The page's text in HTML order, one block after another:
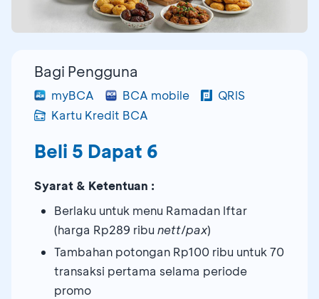
Bagi Pengguna
myBCA BCA mobile
QRIS
Kartu Kredit BCA
Beli 5 Dapat 6
Syarat & Ketentuan :
Berlaku untuk menu Ramadan Iftar
(harga Rp289 ribu nett/pax)
Tambahan potongan Rp100 ribu untuk 70
transaksi pertama selama periode
promo